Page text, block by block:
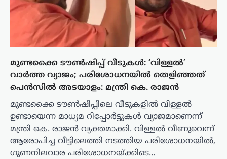
മുണ്ടക്കൈ ടൗൺഷിപ്പ് വീടുകൾ: ‘വിള്ളൽ’
വാർത്ത വ്യാജം; പരിശോധനയിൽ തെളിഞ്ഞത്
പെൻസിൽ അടയാളം: മന്ത്രി കെ. രാജൻ
മുണ്ടക്കൈ ടൗൺഷിപ്പിലെ വീടുകളിൽ വിള്ളൽ
ഉണ്ടായെന്ന മാധ്യമ റിപ്പോർട്ടുകൾ വ്യാജമാണെന്ന്
മന്ത്രി കെ. രാജൻ വ്യക്തമാക്കി. വിള്ളൽ വീണുവെന്ന്
ആരോപിച്ച വീട്ടിലെത്തി നടത്തിയ പരിശോധനയിൽ,
ഗുണനിലവാര പരിശോധനയ്ക്കിടെ…